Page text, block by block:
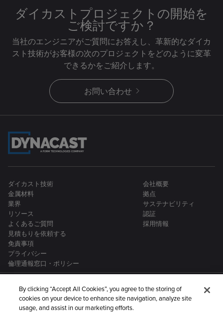
ダイカストプロジェクトの開始を
ご検討ですか？
当社のエンジニアがご質問にお答えし、革新的なダイカ
スト技術がお客様の次のプロジェクトをどのように変革
できるかをご紹介します。
お問い合わせ
ダイカスト技術
金属材料
業界
リソース
よくあるご質問
会社概要
拠点
サステナビリティ
認証
採用情報
見積もりを依頼する
免責事項
プライバシー
倫理通報窓口・ポリシー
By clicking “Accept All Cookies”, you agree to the storing of
cookies on your device to enhance site navigation, analyze site
usage, and assist in our marketing efforts.